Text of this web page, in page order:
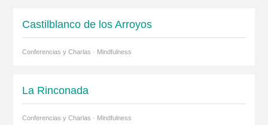
Castilblanco de los Arroyos
Conferencias y Charlas · Mindfulness
La Rinconada
Conferencias y Charlas · Mindfulness